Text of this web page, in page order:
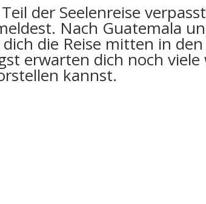
der Seelenreise
Nach Guatemala
die Reise mitten in
erwarten dich noch
kannst.